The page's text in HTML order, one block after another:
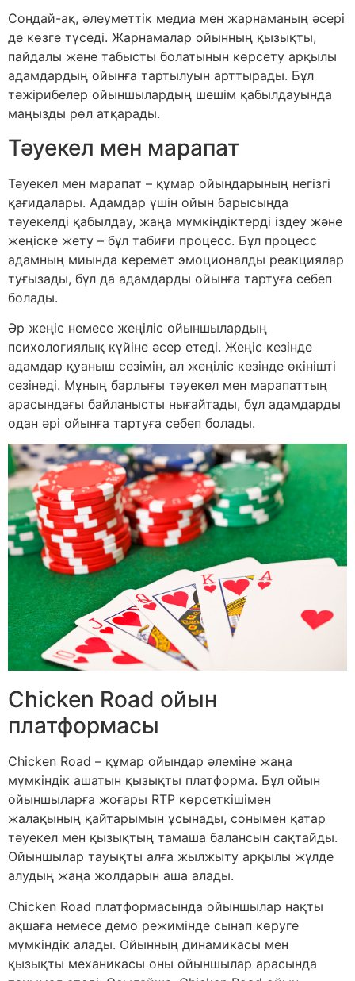
Сондай-ақ, әлеуметтік медиа мен жарнаманың әсері
де көзге түседі. Жарнамалар ойынның қызықты,
пайдалы және табысты болатынын көрсету арқылы
адамдардың ойынға тартылуын арттырады. Бұл
тәжірибелер ойыншылардың шешім қабылдауында
маңызды рөл атқарады.
Тәуекел мен марапат
Тәуекел мен марапат – құмар ойындарының негізгі
қағидалары. Адамдар үшін ойын барысында
тәуекелді қабылдау, жаңа мүмкіндіктерді іздеу және
жеңіске жету – бұл табиғи процесс. Бұл процесс
адамның миында керемет эмоционалды реакциялар
туғызады, бұл да адамдарды ойынға тартуға себеп
болады.
Әр жеңіс немесе жеңіліс ойыншылардың
психологиялық күйіне әсер етеді. Жеңіс кезінде
адамдар қуаныш сезімін, ал жеңіліс кезінде өкінішті
сезінеді. Мұның барлығы тәуекел мен марапаттың
арасындағы байланысты нығайтады, бұл адамдарды
одан әрі ойынға тартуға себеп болады.
Chicken Road ойын
платформасы
Chicken Road – құмар ойындар әлеміне жаңа
мүмкіндік ашатын қызықты платформа. Бұл ойын
ойыншыларға жоғары RTP көрсеткішімен
жалақының қайтарымын ұсынады, сонымен қатар
тәуекел мен қызықтың тамаша балансын сақтайды.
Ойыншылар тауықты алға жылжыту арқылы жүлде
алудың жаңа жолдарын аша алады.
Chicken Road платформасында ойыншылар нақты
ақшаға немесе демо режимінде сынап көруге
мүмкіндік алады. Ойынның динамикасы мен
қызықты механикасы оны ойыншылар арасында